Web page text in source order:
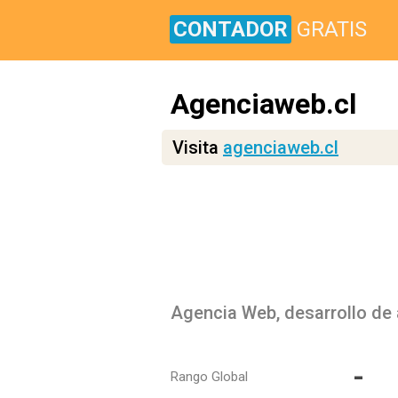
CONTADOR GRATIS
Agenciaweb.cl
Visita agenciaweb.cl
Rango Global -